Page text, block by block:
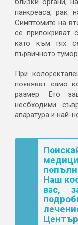
близки органи,
панкреаса, рак
Симптомите на
се припокриват
като към тях
първичното
При
появяват само
размер. Ето
необходими
апаратура и най-
Наш
вас,